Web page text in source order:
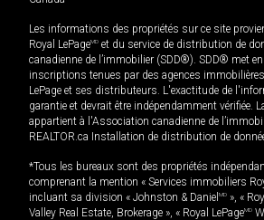
Les informations des propriétés sur ce site
Royal LePageMD et du service de distribution de
canadienne de l’immobilier (SDD®). SDD® met en
inscriptions tenues par des agences immobilières
LePage et ses distributeurs. L'exactitude de
garantie et devrait être indépendamment vérifiée.
appartient à l'Association canadienne de
REALTOR.ca Installation de distribution de
*Tous les bureaux sont des propriétés
comprenant la mention « Services immobiliers
incluant sa division « Johnston & Daniel MD », «
Valley Real Estate, Brokerage », « Royal LePageMD